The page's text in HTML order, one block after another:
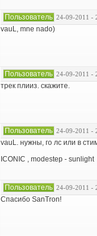
Пользователь 24-09-2011 -
vauL, mne nado)
Пользователь 24-09-2011 -
трек плииз. скажите.
Пользователь 24-09-2011 -
vauL. нужны, го лс или в
ICONIC , modestep - sunlight
Пользователь 24-09-2011 -
Спасибо SanTron!